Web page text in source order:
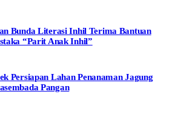
Bunda Literasi Inhil Terima Bantuan
“Parit Anak Inhil”
Persiapan Lahan Penanaman Jagung
Pangan